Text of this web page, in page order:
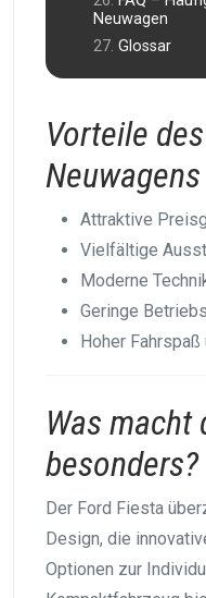
Neuwagen
Glossar
Vorteile
Neuwagens
Attraktive
Vielfältige
Moderne
Geringe
Hoher
Was macht
besonders?
Der Ford Fiesta
Design, die
Optionen zur